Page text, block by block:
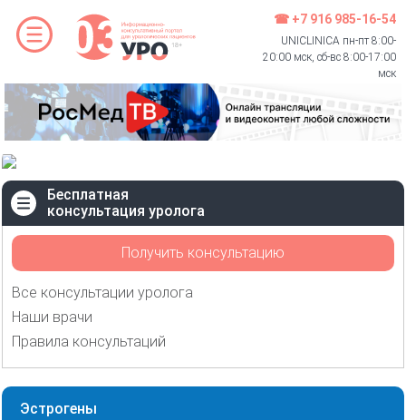
☎ +7 916 985-16-54
UNICLINICA пн-пт 8:00-
20:00 мск, сб-вс 8:00-17:00
мск
Бесплатная
консультация уролога
Получить консультацию
Все консультации уролога
Наши врачи
Правила консультаций
Эстрогены